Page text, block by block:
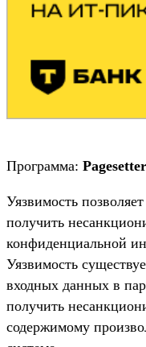
Программа:
Уязвимость
получить
конфиденциальной
Уязвимость
входных данных в
получить
содержимому